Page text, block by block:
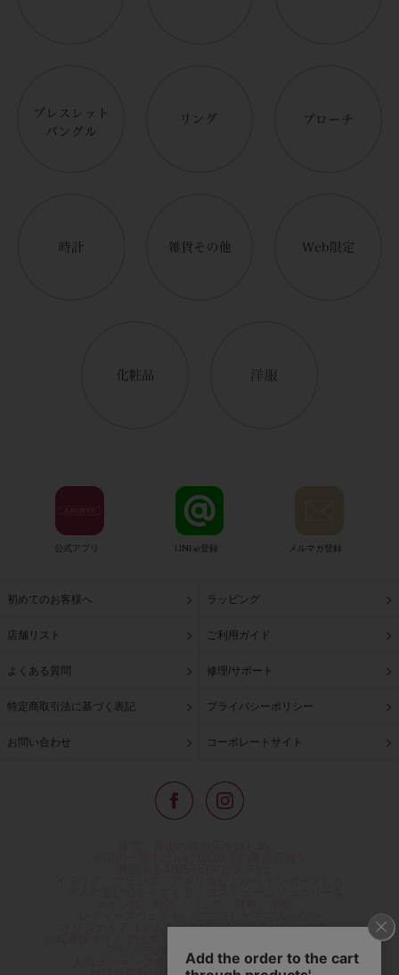
公式アプリ LINE@登録 メルマガ登録
初めてのお客様へ ラッピング
店舗リスト ご利用ガイド
よくある質問 修理/サポート
特定商取引法に基づく表記 プライバシーポリシー
お問い合わせ コーポレートサイト
オリジナルアイテムなどを幅広くご用意しています。
アビステの幅広い商品を取り揃え、
人気ランキングやテレビなどメディア着用商品、